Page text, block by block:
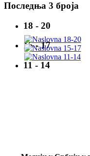
Последња 3 броја
18 - 20
15 - 17
11 - 14